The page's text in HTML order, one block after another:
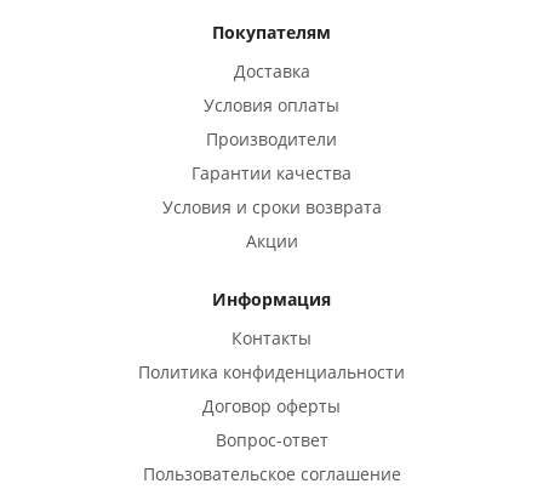
Покупателям
Доставка
Условия оплаты
Производители
Гарантии качества
Условия и сроки возврата
Акции
Информация
Контакты
Политика конфиденциальности
Договор оферты
Вопрос-ответ
Пользовательское соглашение